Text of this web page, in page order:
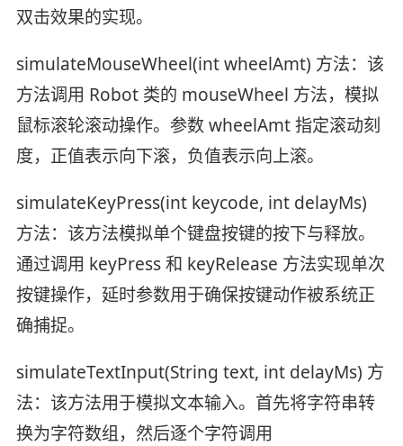
双击效果的实现。
simulateMouseWheel(int wheelAmt) 方法：该
方法调用 Robot 类的 mouseWheel 方法，模拟
鼠标滚轮滚动操作。参数 wheelAmt 指定滚动刻
度，正值表示向下滚，负值表示向上滚。
simulateKeyPress(int keycode, int delayMs)
方法：该方法模拟单个键盘按键的按下与释放。
通过调用 keyPress 和 keyRelease 方法实现单次
按键操作，延时参数用于确保按键动作被系统正
确捕捉。
simulateTextInput(String text, int delayMs) 方
法：该方法用于模拟文本输入。首先将字符串转
换为字符数组，然后逐个字符调用